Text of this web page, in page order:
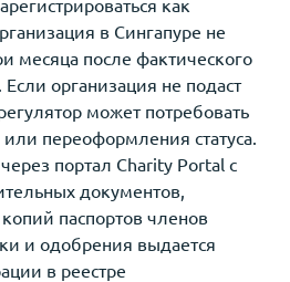
в Сингапуре не
месяца после фактического
организация не подаст
может потребовать
переоформления статуса.
портал Charity Portal с
документов,
паспортов членов
и одобрения выдается
в реестре